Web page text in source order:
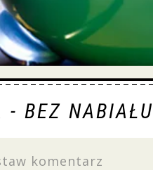
- BEZ NABIAŁU
komentarz